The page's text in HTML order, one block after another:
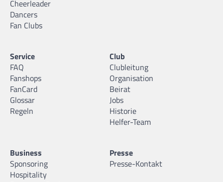
Cheerleader
Dancers
Fan Clubs
Service
FAQ
Fanshops
FanCard
Glossar
Regeln
Club
Clubleitung
Organisation
Beirat
Jobs
Historie
Helfer-Team
Business
Sponsoring
Hospitality
Presse
Presse-Kontakt